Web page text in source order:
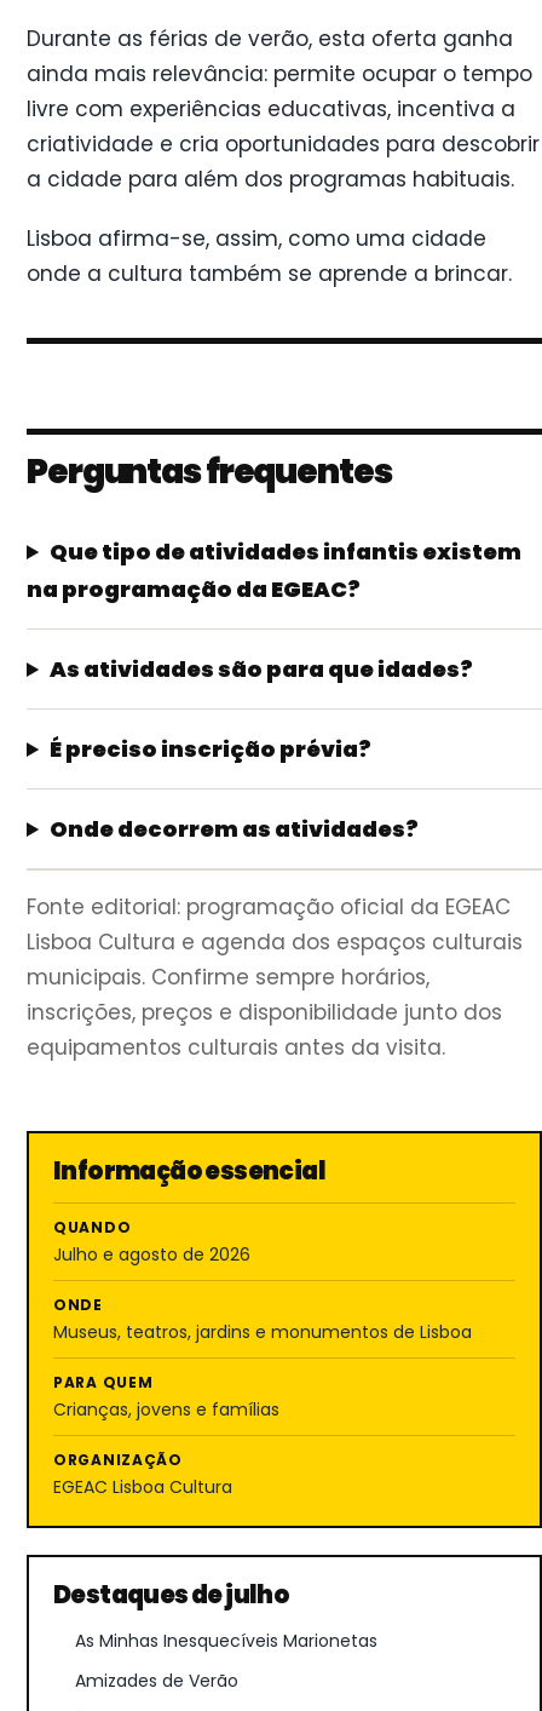
Durante as férias de verão, esta oferta ganha
ainda mais relevância: permite ocupar o tempo
livre com experiências educativas, incentiva a
criatividade e cria oportunidades para descobrir
a cidade para além dos programas habituais.
Lisboa afirma-se, assim, como uma cidade
onde a cultura também se aprende a brincar.
Perguntas frequentes
Que tipo de atividades infantis existem
na programação da EGEAC?
As atividades são para que idades?
É preciso inscrição prévia?
Onde decorrem as atividades?
Fonte editorial: programação oficial da EGEAC
Lisboa Cultura e agenda dos espaços culturais
municipais. Confirme sempre horários,
inscrições, preços e disponibilidade junto dos
equipamentos culturais antes da visita.
Informação essencial
QUANDO
Julho e agosto de 2026
ONDE
Museus, teatros, jardins e monumentos de Lisboa
PARA QUEM
Crianças, jovens e famílias
ORGANIZAÇÃO
EGEAC Lisboa Cultura
Destaques de julho
As Minhas Inesquecíveis Marionetas
Amizades de Verão